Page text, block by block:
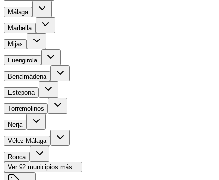
Málaga
Marbella
Mijas
Fuengirola
Benalmádena
Estepona
Torremolinos
Nerja
Vélez-Málaga
Ronda
Ver 92 municipios más...